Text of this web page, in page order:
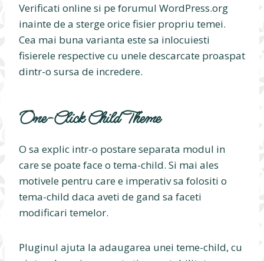
Verificati online si pe forumul WordPress.org
inainte de a sterge orice fisier propriu temei.
Cea mai buna varianta este sa inlocuiesti
fisierele respective cu unele descarcate proaspat
dintr-o sursa de incredere.
One-Click Child Theme
O sa explic intr-o postare separata modul in
care se poate face o tema-child. Si mai ales
motivele pentru care e imperativ sa folositi o
tema-child daca aveti de gand sa faceti
modificari temelor.
Pluginul ajuta la adaugarea unei teme-child, cu